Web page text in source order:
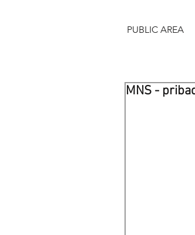
PUBLIC AREA
MNS -